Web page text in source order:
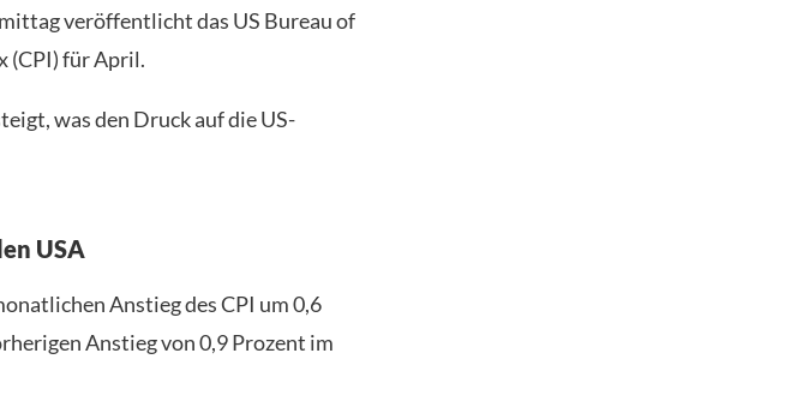
veröffentlicht das US Bureau of
(CPI) für April.
was den Druck auf die US-
USA
Anstieg des CPI um 0,6
Anstieg von 0,9 Prozent im